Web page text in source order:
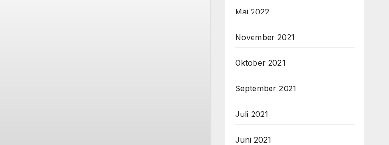
Mai 2022
November 2021
Oktober 2021
September 2021
Juli 2021
Juni 2021